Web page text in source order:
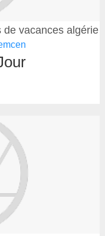
de vacances algérie